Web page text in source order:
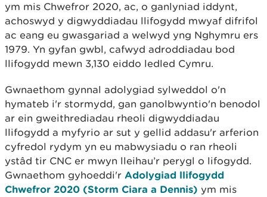
ym mis Chwefror 2020, ac, o ganlyniad iddynt,
achoswyd y digwyddiadau llifogydd mwyaf difrifol
ac eang eu gwasgariad a welwyd yng Nghymru ers
1979. Yn gyfan gwbl, cafwyd adroddiadau bod
llifogydd mewn 3,130 eiddo ledled Cymru.
Gwnaethom gynnal adolygiad sylweddol o'n
hymateb i'r stormydd, gan ganolbwyntio'n benodol
ar ein gweithrediadau rheoli digwyddiadau
llifogydd a myfyrio ar sut y gellid addasu'r arferion
cyfredol rydym yn eu mabwysiadu o ran rheoli
ystâd tir CNC er mwyn lleihau’r perygl o lifogydd.
Gwnaethom gyhoeddi'r Adolygiad llifogydd
Chwefror 2020 (Storm Ciara a Dennis) ym mis